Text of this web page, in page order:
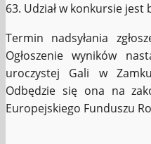
63. Udział w konkursie jest
Termin nadsyłania
Ogłoszenie wyników
uroczystej Gali w
Odbędzie się ona na
Europejskiego Funduszu